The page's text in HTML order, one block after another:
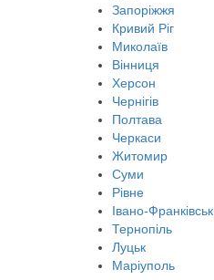
Запоріжжя
Кривий Ріг
Миколаїв
Вінниця
Херсон
Чернігів
Полтава
Черкаси
Житомир
Суми
Рівне
Івано-Франківськ
Тернопіль
Луцьк
Маріуполь